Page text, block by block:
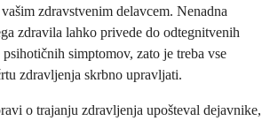
zdravstvenim delavcem. Nenadna
zdravila lahko privede do odtegnitvenih
simptomov, zato je treba vse
zdravljenja skrbno upravljati.
o trajanju zdravljenja upošteval dejavnike,